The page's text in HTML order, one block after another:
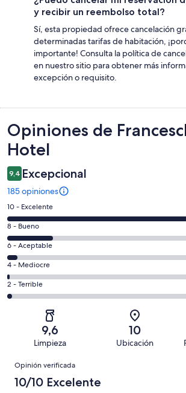
y recibir un reembolso total?
Sí, esta propiedad ofrece cancelación
determinadas tarifas de habitación,
importante! Consulta la política de
en nuestro sitio para obtener más
excepción o requisito.
Opiniones
Opiniones de
Hotel
9,4 Excepcional
185 opiniones
Evaluación:
10
-
Excelente.
137
de
185
opiniones
10 - Excelente
Evaluación:
8
-
Bueno.
34
de
185
opiniones
8 - Bueno
Evaluación:
6
-
Aceptable.
8
opiniones
6 - Aceptable
Evaluación:
4
-
4 - Mediocre
Evaluación:
2
185
opiniones
2 - Terrible
9,6
Limpieza
10
Ubicación
Opiniones
Opinión verificada
10/10 Excelente